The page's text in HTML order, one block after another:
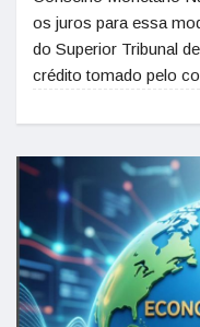
os juros para essa
do Superior Tribunal
crédito tomado pelo